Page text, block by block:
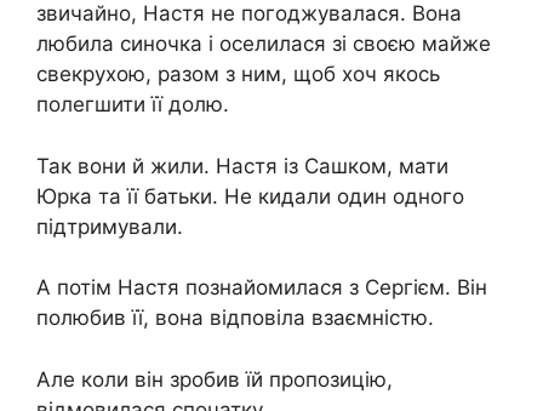
звичайно, Настя не погоджувалася. Вона
любила синочка і оселилася зі своєю майже
свекрухою, разом з ним, щоб хоч якось
полегшити її долю.
Так вони й жили. Настя із Сашком, мати
Юрка та її батьки. Не кидали один одного
підтримували.
А потім Настя познайомилася з Сергієм. Він
полюбив її, вона відповіла взаємністю.
Але коли він зробив їй пропозицію,